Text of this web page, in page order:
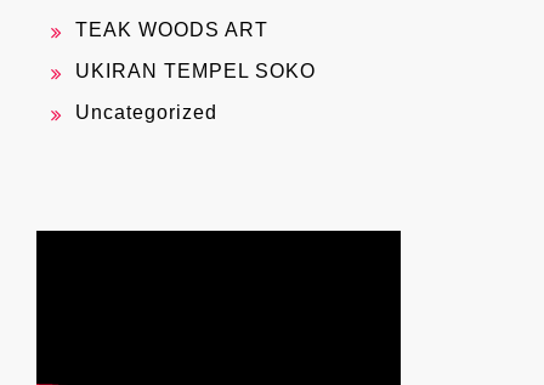
TEAK WOODS ART
UKIRAN TEMPEL SOKO
Uncategorized